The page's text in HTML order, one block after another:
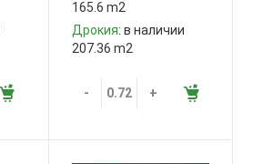
165.6 m2
Дрокия: в наличии
207.36 m2
- +